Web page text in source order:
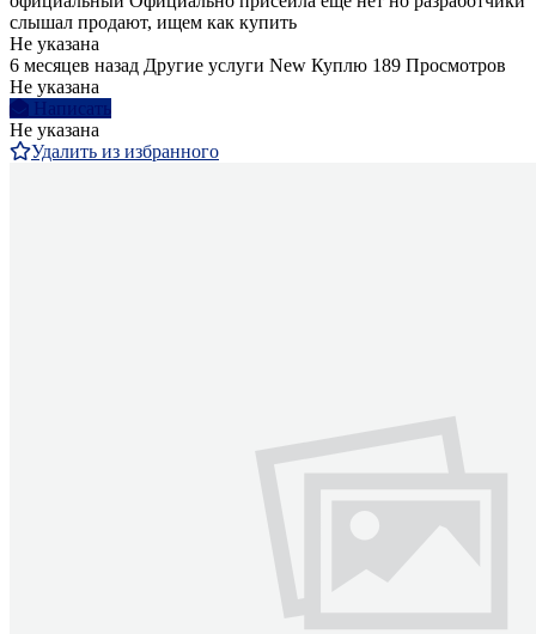
слышал продают, ищем как купить
Не указана
6 месяцев назад Другие услуги New Куплю 189 Просмотров
Не указана
Написать
Не указана
Удалить из избранного